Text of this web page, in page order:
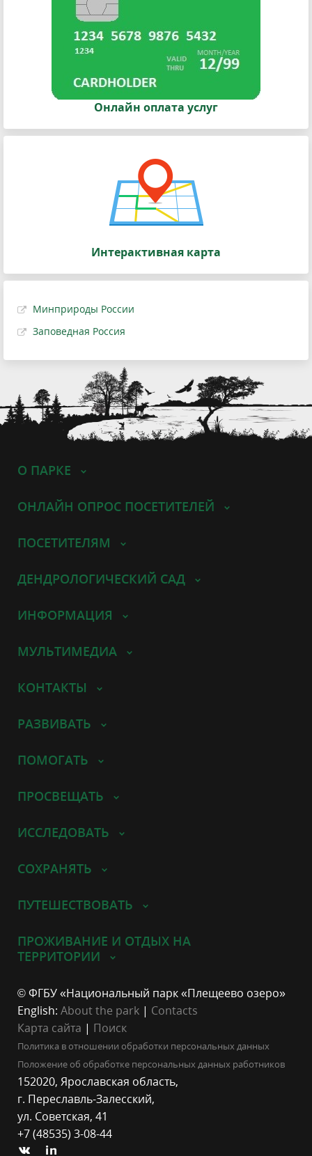
Онлайн оплата услуг
Интерактивная карта
Минприроды России
Заповедная Россия
О ПАРКЕ
ОНЛАЙН ОПРОС ПОСЕТИТЕЛЕЙ
ПОСЕТИТЕЛЯМ
ДЕНДРОЛОГИЧЕСКИЙ САД
ИНФОРМАЦИЯ
МУЛЬТИМЕДИА
КОНТАКТЫ
РАЗВИВАТЬ
ПОМОГАТЬ
ПРОСВЕЩАТЬ
ИССЛЕДОВАТЬ
СОХРАНЯТЬ
ПУТЕШЕСТВОВАТЬ
ПРОЖИВАНИЕ И ОТДЫХ НА
ТЕРРИТОРИИ
© ФГБУ «Национальный парк «Плещеево озеро»
English: About the park | Contacts
Карта сайта | Поиск
Политика в отношении обработки персональных данных
Положение об обработке персональных данных работников
152020, Ярославская область,
г. Переславль-Залесский,
ул. Советская, 41
+7 (48535) 3-08-44